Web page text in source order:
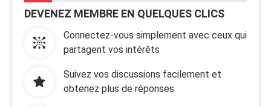
DEVENEZ MEMBRE EN QUELQUES CLICS
Connectez-vous simplement avec ceux qui
partagent vos intérêts
Suivez vos discussions facilement et
obtenez plus de réponses